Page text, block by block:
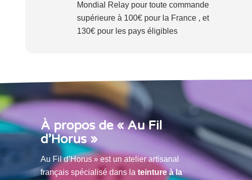
Mondial Relay pour toute commande
supérieure à 100€ pour la France , et
130€ pour les pays éligibles
À propos de « Au Fil
d’Horus »
Au Fil d’Horus » est un atelier artisanal
français spécialisé dans la teinture à la